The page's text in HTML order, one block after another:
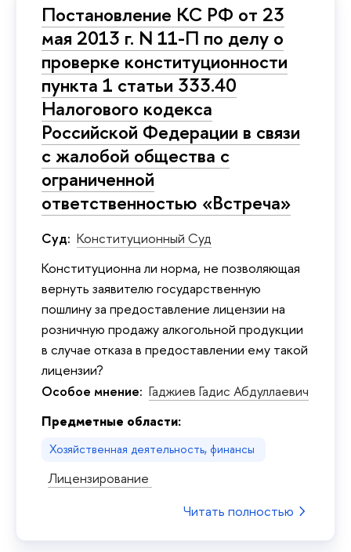
Постановление КС РФ от 23
мая 2013 г. N 11-П по делу о
проверке конституционности
пункта 1 статьи 333.40
Налогового кодекса
Российской Федерации в связи
с жалобой общества с
ограниченной
ответственностью «Встреча»
Суд: Конституционный Суд
Конституционна ли норма, не позволяющая
вернуть заявителю государственную
пошлину за предоставление лицензии на
розничную продажу алкогольной продукции
в случае отказа в предоставлении ему такой
лицензии?
Особое мнение: Гаджиев Гадис Абдуллаевич
Предметные области:
Хозяйственная деятельность, финансы
Лицензирование
Читать полностью